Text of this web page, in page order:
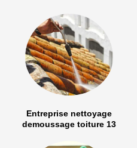
Entreprise nettoyage
demoussage toiture 13